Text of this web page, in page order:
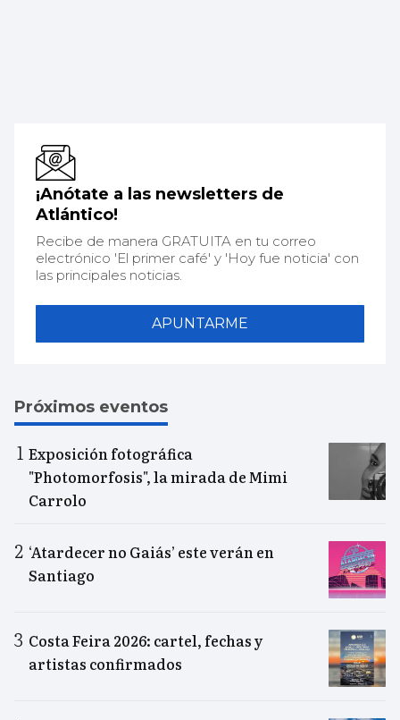
¡Anótate a las newsletters de
Atlántico!
Recibe de manera GRATUITA en tu correo
electrónico 'El primer café' y 'Hoy fue noticia' con
las principales noticias.
APUNTARME
Próximos eventos
Exposición fotográfica
"Photomorfosis", la mirada de Mimi
Carrolo
‘Atardecer no Gaiás’ este verán en
Santiago
Costa Feira 2026: cartel, fechas y
artistas confirmados